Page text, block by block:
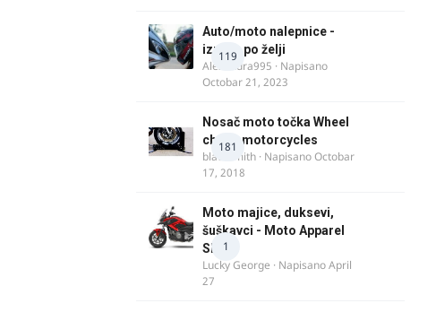
119
Auto/moto nalepnice -
izrada po želji
Alexandra995 · Napisano
Octobar 21, 2023
181
Nosač moto točka Wheel
chock motorcycles
blacksmith · NapisanoOctobar
17, 2018
1
Moto majice, duksevi,
šuškavci - Moto Apparel
SRB
Lucky George · NapisanoApril
27